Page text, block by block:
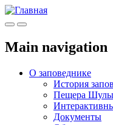
МенюИнфо
Main navigation
О заповеднике
История
Пещера
Документы